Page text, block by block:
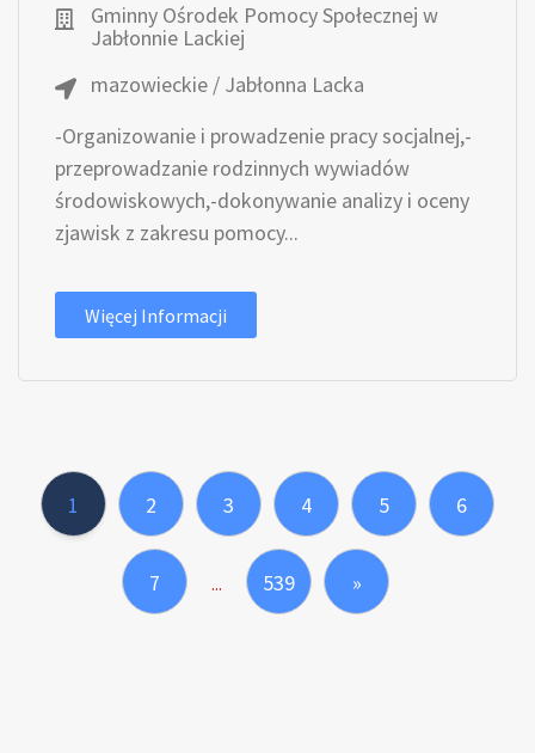
Gminny Ośrodek Pomocy Społecznej w
Jabłonnie Lackiej
mazowieckie / Jabłonna Lacka
-Organizowanie i prowadzenie pracy socjalnej,-
przeprowadzanie rodzinnych wywiadów
środowiskowych,-dokonywanie analizy i oceny
zjawisk z zakresu pomocy...
Więcej Informacji
1 2 3 4 5 6
7 ... 539 »